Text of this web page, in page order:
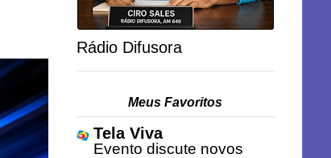
Rádio Difusora
Meus Favoritos
Tela Viva
Evento discute novos